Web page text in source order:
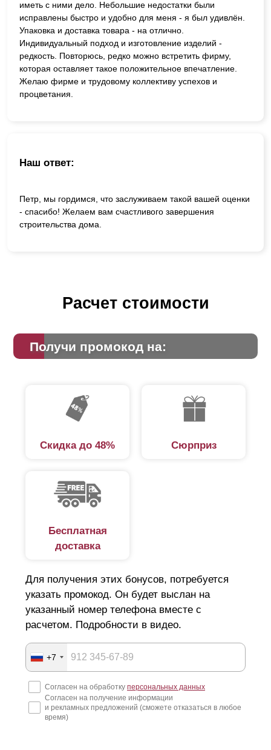
иметь с ними дело. Небольшие недостатки были
исправлены быстро и удобно для меня - я был удивлён.
Упаковка и доставка товара - на отлично.
Индивидуальный подход и изготовление изделий -
редкость. Повторюсь, редко можно встретить фирму,
которая оставляет такое положительное впечатление.
Желаю фирме и трудовому коллективу успехов и
процветания.
Наш ответ:
Петр, мы гордимся, что заслуживаем такой вашей оценки
- спасибо! Желаем вам счастливого завершения
строительства дома.
Расчет стоимости
Получи промокод на:
Скидка до 48% Сюрприз
Бесплатная
доставка
Для получения этих бонусов, потребуется
указать промокод. Он будет выслан на
указанный номер телефона вместе с
расчетом. Подробности в видео.
+7
Согласен на обработку персональных данных
Согласен на получение информации
и рекламных предложений (сможете отказаться в любое
время)